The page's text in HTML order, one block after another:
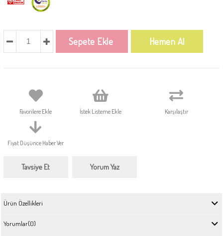
Favorilere Ekle İstek Listeme Ekle Karşılaştır
Fiyat Düşünce Haber Ver
Tavsiye Et Yorum Yaz
Ürün Özellikleri
Yorumlar(0)